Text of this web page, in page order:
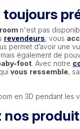
toujours
n'est pas
revendeurs, vous
permet d’avoir une
également de
foot. Avec notre
vous ressemble,
en 3D pendant les
nos